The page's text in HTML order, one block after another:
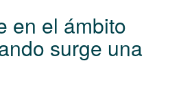
en el ámbito
surge una